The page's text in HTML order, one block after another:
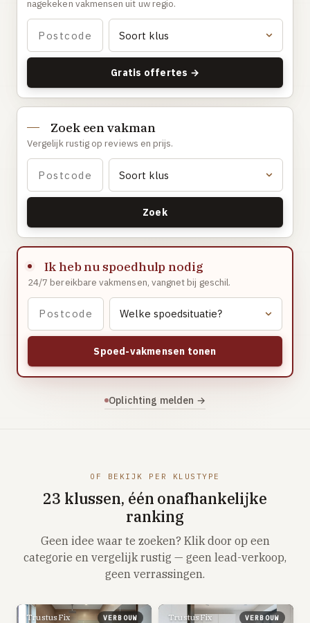
Gaslucht
Stroom uitgevallen
Buitengesloten
VERBOUW
Badkamer renovatie
Keuken vervangen
Dakkapel plaatsen
Dak renovatie
TUIN
Tuin aanleg of renovatie
VERWARMING & KLIMAAT
CV-ketel vervangen
Vloerverwarming aanleggen
Airco installeren
Thermostaat installeren
Zonnepanelen installeren
Groepenkast vervangen
Elektra uitbreiden
Volledig overzicht — alle 23 klussen & prijsranges →
23 klussen · publieke ranking
nagekeken vakmensen uit uw regio.
Gratis offertes →
Zoek een vakman
Vergelijk rustig op reviews en prijs.
Zoek
Ik heb nu spoedhulp nodig
24/7 bereikbare vakmensen, vangnet bij geschil.
Spoed-vakmensen tonen
Oplichting melden →
OF BEKIJK PER KLUSTYPE
23 klussen, één onafhankelijke
ranking
Geen idee waar te zoeken? Klik door op een
categorie en vergelijk rustig — geen lead-verkoop,
geen verrassingen.
TrustusFix VERBOUW TrustusFix VERBOUW